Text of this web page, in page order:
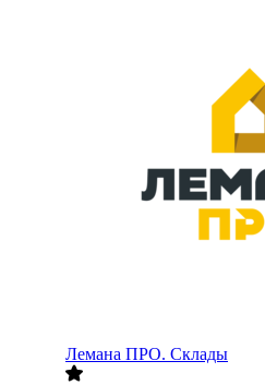
Лемана ПРО. Склады